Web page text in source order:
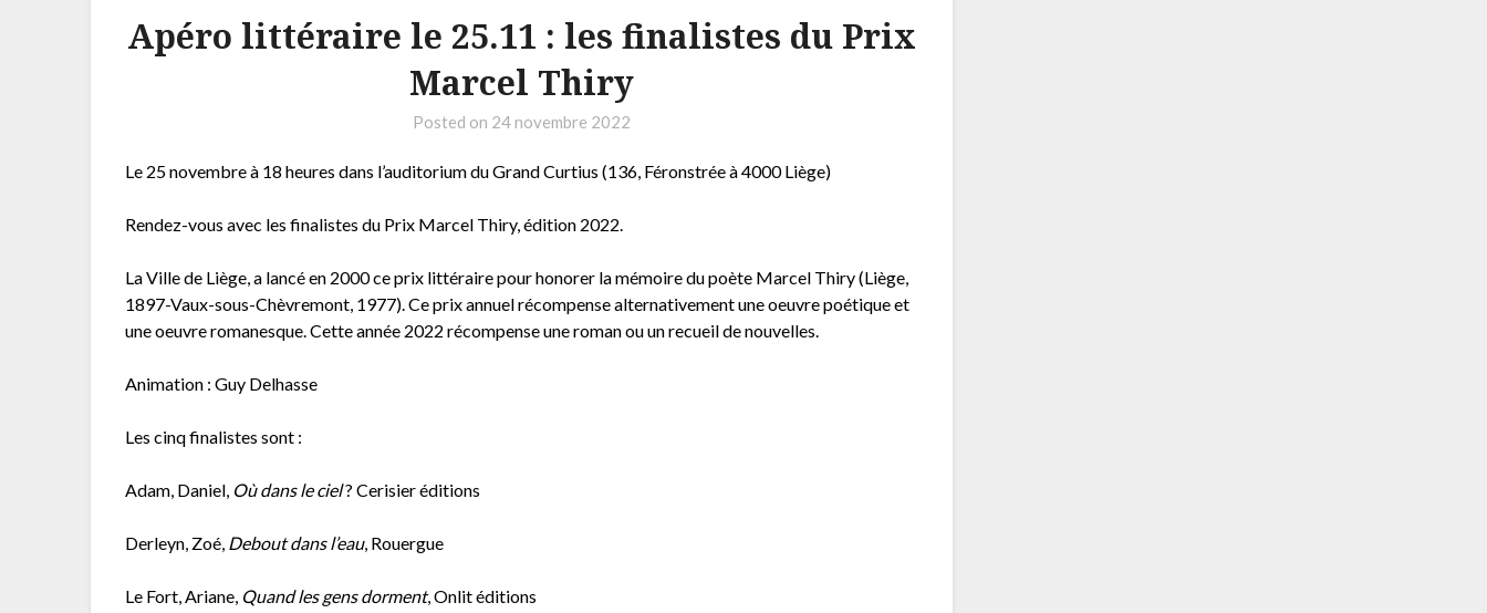
Apéro littéraire le 25.11 : les finalistes du Prix
Marcel Thiry
Posted on 24 novembre 2022
Le 25 novembre à 18 heures dans l’auditorium du Grand Curtius (136, Féronstrée à 4000 Liège)
Rendez-vous avec les finalistes du Prix Marcel Thiry, édition 2022.
La Ville de Liège, a lancé en 2000 ce prix littéraire pour honorer la mémoire du poète Marcel Thiry (Liège,
1897-Vaux-sous-Chèvremont, 1977). Ce prix annuel récompense alternativement une oeuvre poétique et
une oeuvre romanesque. Cette année 2022 récompense une roman ou un recueil de nouvelles.
Animation : Guy Delhasse
Les cinq finalistes sont :
Adam, Daniel, Où dans le ciel? Cerisier éditions
Derleyn, Zoé, Debout dans l’eau, Rouergue
Le Fort, Ariane, Quand les gens dorment, Onlit éditions